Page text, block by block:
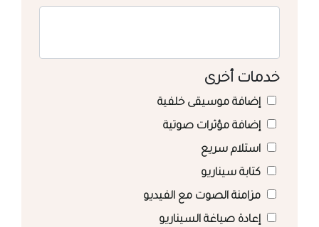
خدمات أخرى
إضافة موسيقى خلفية
إضافة مؤثرات صوتية
استلام سريع
كتابة سيناريو
مزامنة الصوت مع الفيديو
إعادة صياغة السيناريو